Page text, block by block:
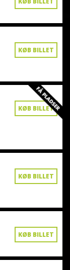
KØB BILLET
KØB BILLET
KØB BILLET
KØB BILLET